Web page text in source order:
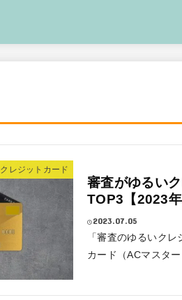
クレジットカード
審査がゆるい
TOP3【2023年
2023.07.05
「審査のゆるいク
カード（ACマスタ